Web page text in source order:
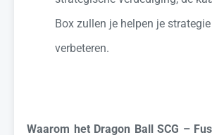
Box zullen je helpen je
verbeteren.
Waarom het Dragon Ball SCG –